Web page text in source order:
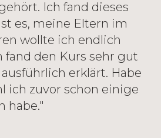
Ich fand dieses
es, meine Eltern im
wollte ich endlich
fand den Kurs sehr gut
erklärt. Habe
ich zuvor schon einige
habe."